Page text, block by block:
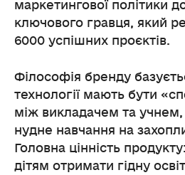
маркетингової політики
ключового гравця, який
6000 успішних проєктів.
Філософія бренду
технології мають бути
між викладачем та
нудне навчання на
Головна цінність
дітям отримати гідну